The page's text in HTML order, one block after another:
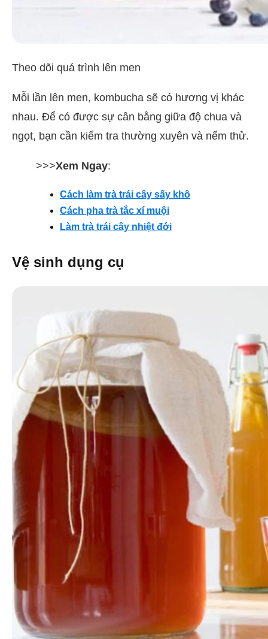
Theo dõi quá trình lên men
Mỗi lần lên men, kombucha sẽ có hương vị khác
nhau. Để có được sự cân bằng giữa độ chua và
ngọt, bạn cần kiểm tra thường xuyên và nếm thử.
>>>Xem Ngay:
Cách làm trà trái cây sấy khô
Cách pha trà tắc xí muội
Làm trà trái cây nhiệt đới
Vệ sinh dụng cụ